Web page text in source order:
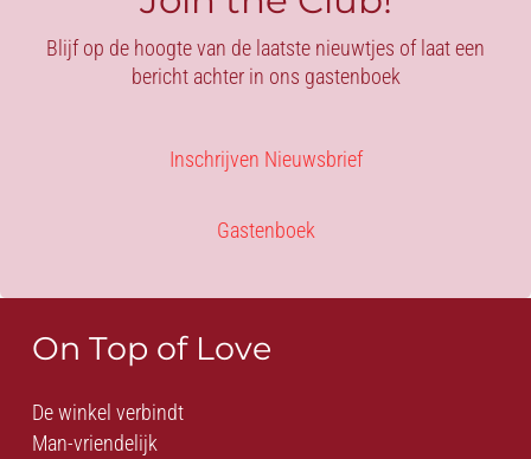
Blijf op de hoogte van de laatste nieuwtjes of laat een
bericht achter in ons gastenboek
Inschrijven Nieuwsbrief
Gastenboek
On Top of Love
De winkel verbindt
Man-vriendelijk